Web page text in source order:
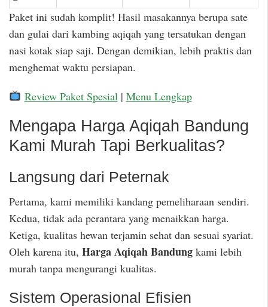
Paket ini sudah komplit! Hasil masakannya berupa sate
dan gulai dari kambing aqiqah yang tersatukan dengan
nasi kotak siap saji. Dengan demikian, lebih praktis dan
menghemat waktu persiapan.
Review Paket Spesial | Menu Lengkap
Mengapa Harga Aqiqah Bandung
Kami Murah Tapi Berkualitas?
Langsung dari Peternak
Pertama, kami memiliki kandang pemeliharaan sendiri.
Kedua, tidak ada perantara yang menaikkan harga.
Ketiga, kualitas hewan terjamin sehat dan sesuai syariat.
Oleh karena itu, Harga Aqiqah Bandung kami lebih
murah tanpa mengurangi kualitas.
Sistem Operasional Efisien